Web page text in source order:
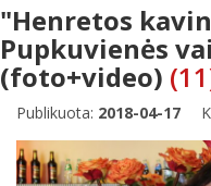
"Henretos
Pupkuvienės
(foto+video)
Publikuota: 2018-04-17